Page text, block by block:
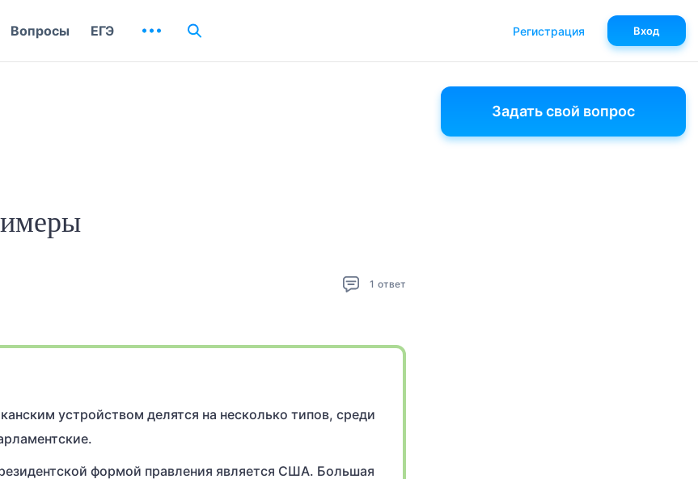
1 ответ
устройством делятся на несколько типов, среди
формой правления является США. Большая
Задать свой вопрос
Вопросы ЕГЭ Регистрация Вход